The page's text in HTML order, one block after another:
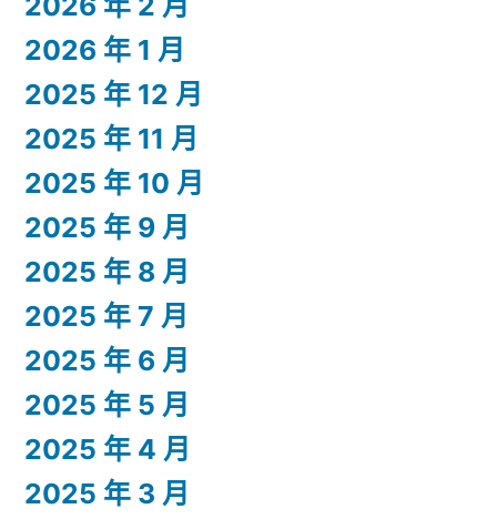
2026 年 1 月
2025 年 12 月
2025 年 11 月
2025 年 10 月
2025 年 9 月
2025 年 8 月
2025 年 7 月
2025 年 6 月
2025 年 5 月
2025 年 4 月
2025 年 3 月